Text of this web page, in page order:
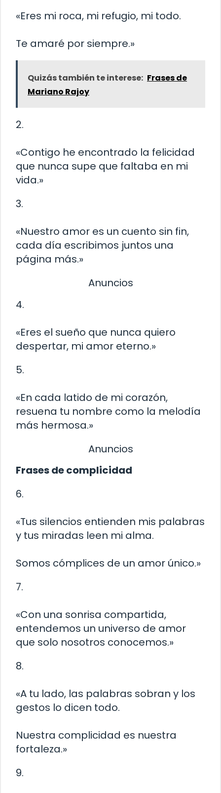
«Eres mi roca, mi refugio, mi todo.
Te amaré por siempre.»
Quizás también te interese: Frases de
Mariano Rajoy
2.
«Contigo he encontrado la felicidad
que nunca supe que faltaba en mi
vida.»
3.
«Nuestro amor es un cuento sin fin,
cada día escribimos juntos una
página más.»
Anuncios
4.
«Eres el sueño que nunca quiero
despertar, mi amor eterno.»
5.
«En cada latido de mi corazón,
resuena tu nombre como la melodía
más hermosa.»
Anuncios
Frases de complicidad
6.
«Tus silencios entienden mis palabras
y tus miradas leen mi alma.
Somos cómplices de un amor único.»
7.
«Con una sonrisa compartida,
entendemos un universo de amor
que solo nosotros conocemos.»
8.
«A tu lado, las palabras sobran y los
gestos lo dicen todo.
Nuestra complicidad es nuestra
fortaleza.»
9.